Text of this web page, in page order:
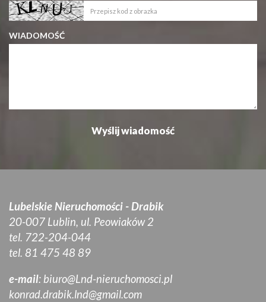
WIADOMOŚĆ
Lubelskie Nieruchomości - Drabik
20-007 Lublin, ul. Peowiaków 2
tel. 722-204-044
tel. 81 475 48 89
e-mail: biuro@Lnd-nieruchomosci.pl
konrad.drabik.lnd@gmail.com